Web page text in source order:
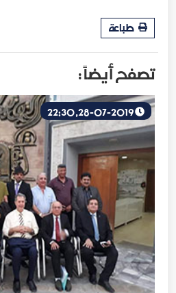
طباعة
تصفح أيضاً :